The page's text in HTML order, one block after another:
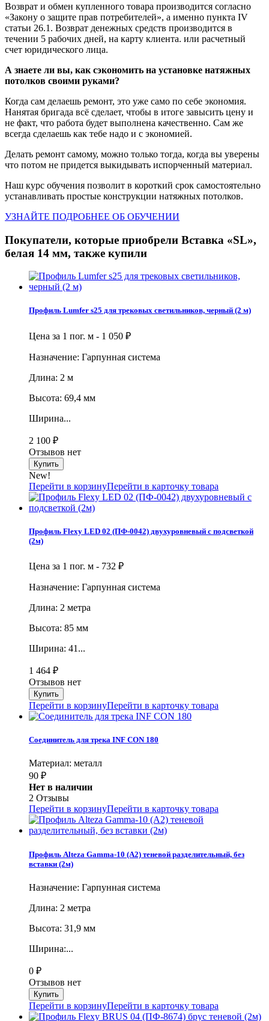
Возврат и обмен купленного товара производится согласно
«Закону о защите прав потребителей», а именно пункта IV
статьи 26.1. Возврат денежных средств производится в
течении 5 рабочих дней, на карту клиента. или расчетный
счет юридического лица.
А знаете ли вы, как сэкономить на установке натяжных
потолков своими руками?
Когда сам делаешь ремонт, это уже само по себе экономия.
Нанятая бригада всё сделает, чтобы в итоге завысить цену и
не факт, что работа будет выполнена качественно. Сам же
всегда сделаешь как тебе надо и с экономией.
Делать ремонт самому, можно только тогда, когда вы уверены
что потом не придется выкидывать испорченный материал.
Наш курс обучения позволит в короткий срок самостоятельно
устанавливать простые конструкции натяжных потолков.
УЗНАЙТЕ ПОДРОБНЕЕ ОБ ОБУЧЕНИИ
Покупатели, которые приобрели Вставка «SL»,
белая 14 мм, также купили
Профиль Lumfer s25 для трековых светильников, черный (2 м)
Цена за 1 пог. м - 1 050 ₽
Назначение: Гарпунная система
Длина: 2 м
Высота: 69,4 мм
Ширина...
2 100 ₽
Отзывов нет
New!
Перейти в корзинуПерейти в карточку товара
Профиль Flexy LED 02 (ПФ-0042) двухуровневый с подсветкой
(2м)
Цена за 1 пог. м - 732 ₽
Назначение: Гарпунная система
Длина: 2 метра
Высота: 85 мм
Ширина: 41...
1 464 ₽
Отзывов нет
Перейти в корзинуПерейти в карточку товара
Cоединитель для трека INF CON 180
Материал: металл
90 ₽
Нет в наличии
2 Отзывы
Перейти в корзинуПерейти в карточку товара
Профиль Alteza Gamma-10 (А2) теневой разделительный, без
вставки (2м)
Назначение: Гарпунная система
Длина: 2 метра
Высота: 31,9 мм
Ширина:...
0 ₽
Отзывов нет
Перейти в корзинуПерейти в карточку товара